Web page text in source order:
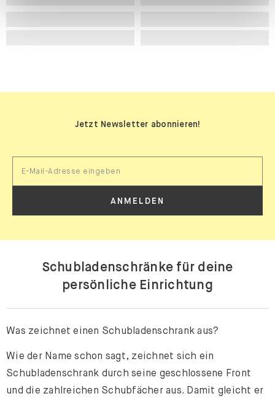
Jetzt Newsletter abonnieren!
ANMELDEN
Schubladenschränke für deine
persönliche Einrichtung
Was zeichnet einen Schubladenschrank aus?
Wie der Name schon sagt, zeichnet sich ein
Schubladenschrank durch seine geschlossene Front
und die zahlreichen Schubfächer aus. Damit gleicht er